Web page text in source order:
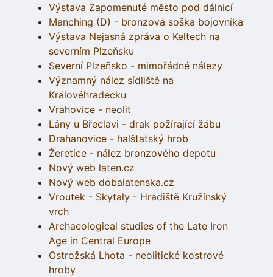
Výstava Zapomenuté město pod dálnicí
Manching (D) - bronzová soška bojovníka
Výstava Nejasná zpráva o Keltech na
severním Plzeňsku
Severní Plzeňsko - mimořádné nálezy
Významný nález sídliště na
Královéhradecku
Vrahovice - neolit
Lány u Břeclavi - drak požírající žábu
Drahanovice - halštatský hrob
Žeretice - nález bronzového depotu
Nový web laten.cz
Nový web dobalatenska.cz
Vroutek - Skytaly - Hradiště Kružínský
vrch
Archaeological studies of the Late Iron
Age in Central Europe
Ostrožská Lhota - neolitické kostrové
hroby